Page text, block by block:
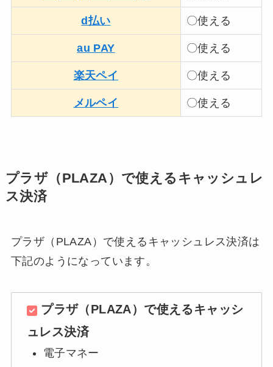
d払い 〇使える
au PAY 〇使える
楽天ペイ 〇使える
メルペイ 〇使える
プラザ（PLAZA）で使えるキャッシュレ
ス決済
プラザ（PLAZA）で使えるキャッシュレス決済は
下記のようになっています。
プラザ（PLAZA）で使えるキャッシ
ュレス決済
電子マネー